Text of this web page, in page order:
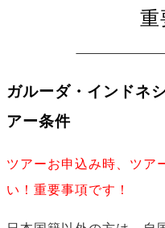
重
ガルーダ・インドネ
アー条件
ツアーお申込み時、ツア
い！重要事項です！